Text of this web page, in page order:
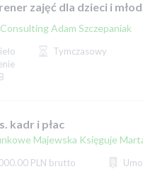
zajęć dla dzieci i
Adam Szczepaniak
Tymczasowy
kadr i płac
Majewska Księguje
PLN brutto